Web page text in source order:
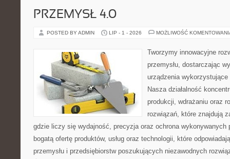
PRZEMYSŁ 4.0
POSTED BY ADMIN LIP - 1 - 2026 MOŻLIWOŚĆ
Tworzymy innowacyjne
przemysłu, dostarczając
urządzenia
Nasza działalność
produkcji, wdrażaniu oraz
rozwiązań, które znajdują
gdzie liczy się wydajność, precyzja oraz ochrona wykonywanych
bogatą ofertę produktów, usług oraz technologii, które
przemysłu i przedsiębiorstw poszukujących niezawodnych